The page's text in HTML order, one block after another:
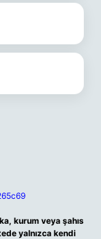
kurum veya şahıs
yalnızca kendi